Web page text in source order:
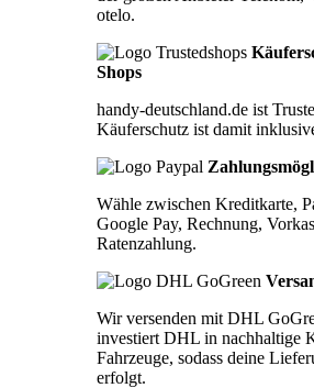
otelo.
Shops
handy-deutschland.de ist
Käuferschutz ist damit
Wähle zwischen Kreditkarte,
Google Pay, Rechnung,
Ratenzahlung.
Wir versenden mit DHL
investiert DHL in nachhaltige
Fahrzeuge, sodass deine
erfolgt.